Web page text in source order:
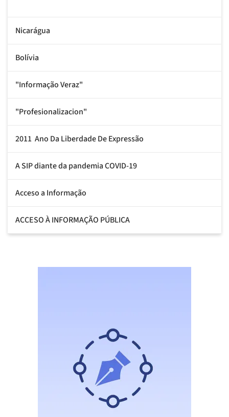
Nicarágua
Bolívia
"Informação Veraz"
"Profesionalizacion"
2011  Ano Da Liberdade De Expressão
A SIP diante da pandemia COVID-19
Acceso a Informação
ACCESO À INFORMAÇÃO PÚBLICA